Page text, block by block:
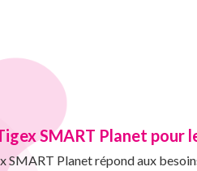
SMART Planet pour
SMART Planet répond aux